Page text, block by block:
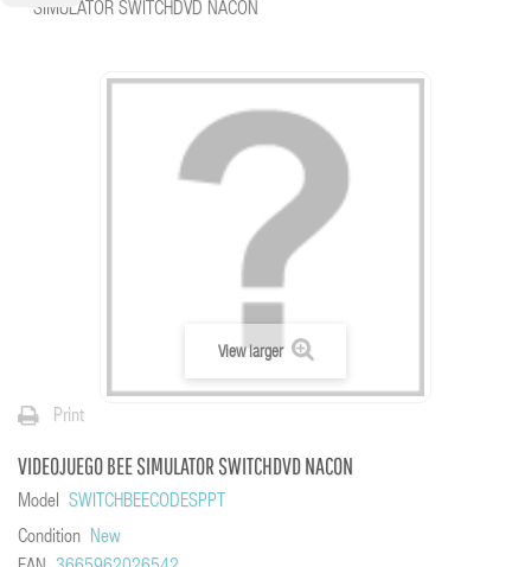
SIMULATOR SWITCHDVD NACON
View larger
Print
VIDEOJUEGO BEE SIMULATOR SWITCHDVD NACON
Model SWITCHBEECODESPPT
Condition New